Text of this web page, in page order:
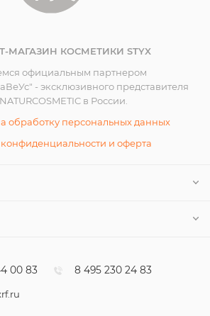
МАГАЗИН КОСМЕТИКИ STYX
официальным партнером
- эксклюзивного представителя
в России.
обработку персональных данных
и оферта
00 83 8 495 230 24 83